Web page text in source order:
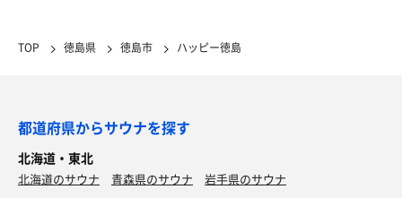
TOP 徳島県 徳島市 ハッピー徳島
都道府県からサウナを探す
北海道・東北
北海道のサウナ 青森県のサウナ
岩手県のサウナ